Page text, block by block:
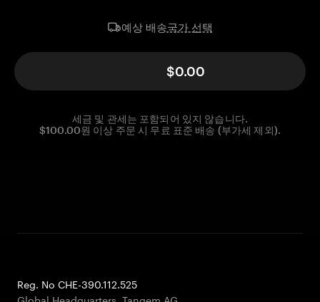
예상 배송국가 선택
$0.00
세금 및 관세는 포함되어 있지 않습니다.
$100.00원 이상 주문 시 무료 표준 배송 (부가세 제외).
Reg. No CHE-390.112.525